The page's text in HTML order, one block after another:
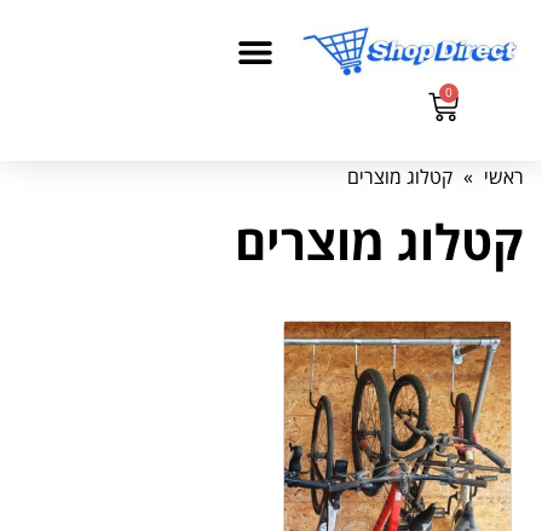
0
ראשי » קטלוג מוצרים
קטלוג מוצרים